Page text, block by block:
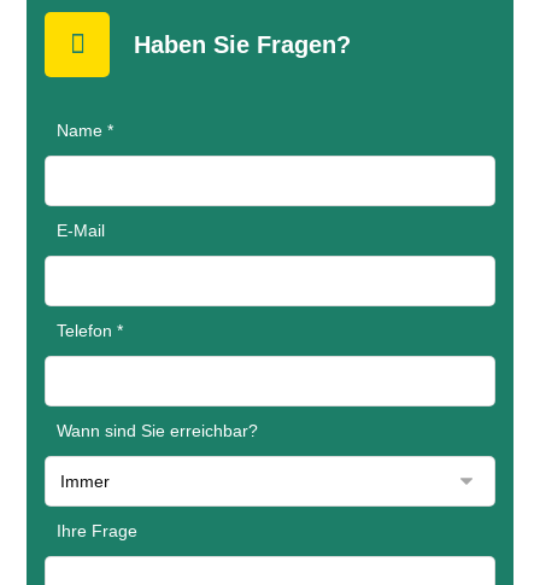
Haben Sie Fragen?
Name *
E-Mail
Telefon *
Wann sind Sie erreichbar?
Ihre Frage